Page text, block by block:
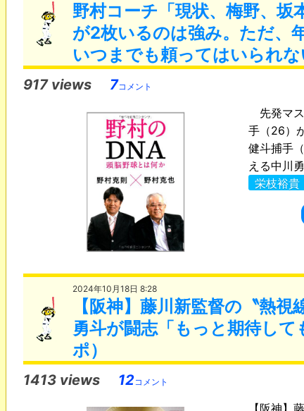
野村コーチ「現状、梅野、坂
が2枚いるのは強み。ただ、
いつまでも頼ってはいられ
917 views 7コメント
先発マ
手（26）
健斗捕手
える中川
栄枝裕貴
2024年10月18日 8:28
【阪神】藤川新監督の〝熱
勇斗が闘志「もっと期待し
ポ）
1413 views 12コメント